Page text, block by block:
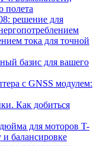
полета
решение для
тока для точной
базис для вашего
с GNSS модулем:
Как добиться
для моторов T-
и балансировке